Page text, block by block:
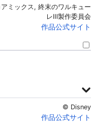
ミックス, 終末のワルキュー
レⅢ製作委員会
作品公式サイト
© Disney
作品公式サイト